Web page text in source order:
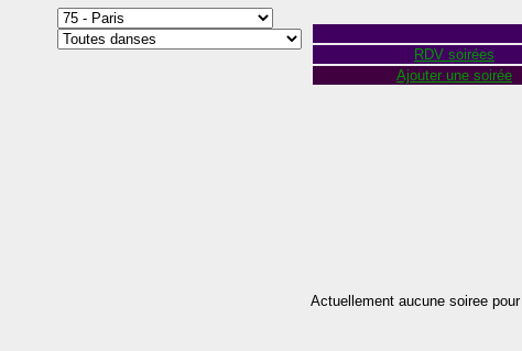
RDV soirées
Ajouter une soirée
Actuellement aucune soiree